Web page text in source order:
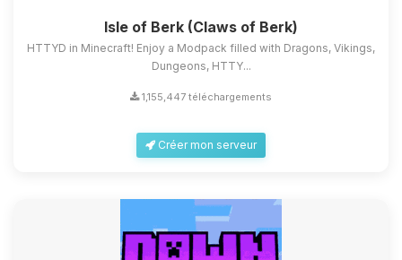
Isle of Berk (Claws of Berk)
HTTYD in Minecraft! Enjoy a Modpack filled with Dragons, Vikings,
Dungeons, HTTY...
1,155,447 téléchargements
Créer mon serveur